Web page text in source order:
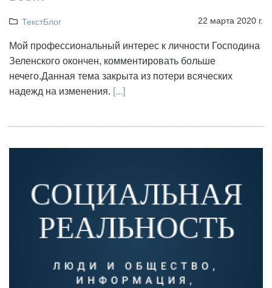
ТекстБлог 22 марта 2020 г.
Мой профессиональный интерес к личности Господина
Зеленского окончен, комментировать больше
нечего.Данная тема закрыта из потери всяческих
надежд на изменения. [...]